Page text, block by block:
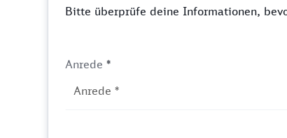
Bitte überprüfe deine Informationen,
Anrede *